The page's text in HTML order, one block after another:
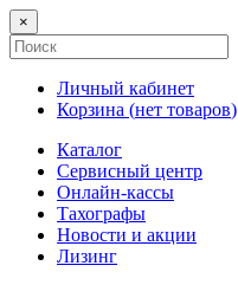
×
Личный кабинет
Корзина (нет товаров)
Каталог
Сервисный центр
Онлайн-кассы
Тахографы
Новости и акции
Лизинг